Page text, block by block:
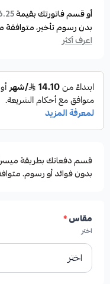
تحمي الجسم من
الخامة عملية جدا
مناسبة للسباحة
أو قسم فاتورتك بقيمة
بدون رسوم تأخير، متوافقة
اعرف أكثر
بدون فوائد أو رسوم.
مقاس*
اختر